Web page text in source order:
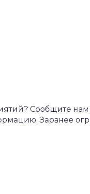
Сообщите нам
Заранее